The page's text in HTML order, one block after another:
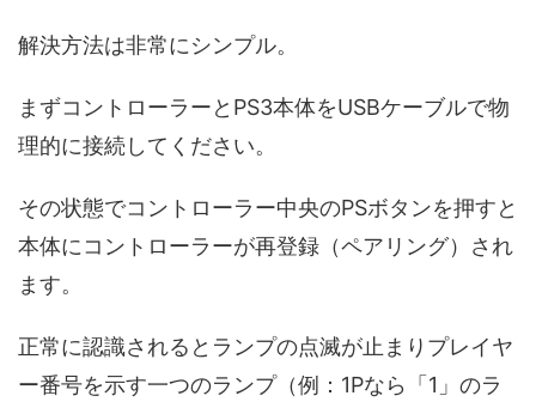
解決方法は非常にシンプル。
まずコントローラーとPS3本体をUSBケーブルで物
理的に接続してください。
その状態でコントローラー中央のPSボタンを押すと
本体にコントローラーが再登録（ペアリング）され
ます。
正常に認識されるとランプの点滅が止まりプレイヤ
ー番号を示す一つのランプ（例：1Pなら「1」のラ